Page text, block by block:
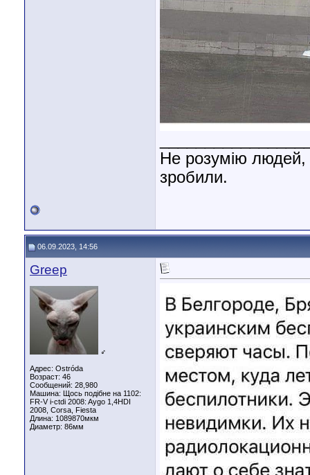
Не розумію людей,
зробили.
06.09.2023, 14:56
Greep
♂
Адрес: Ostróda
Возраст: 46
Сообщений: 28,980
Машина: Щось подібне на 1102:
FR-V i-ctdi 2008: Aygo 1,4HDI
2008, Corsa, Fiesta
Длина: 1089870мкм
Диаметр: 86мм